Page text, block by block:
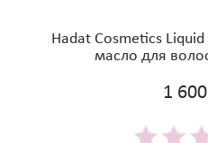
Hadat Cosmetics
масло для
1